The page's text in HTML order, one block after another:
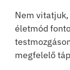
Nem vitatjuk,
életmód
megfelelő